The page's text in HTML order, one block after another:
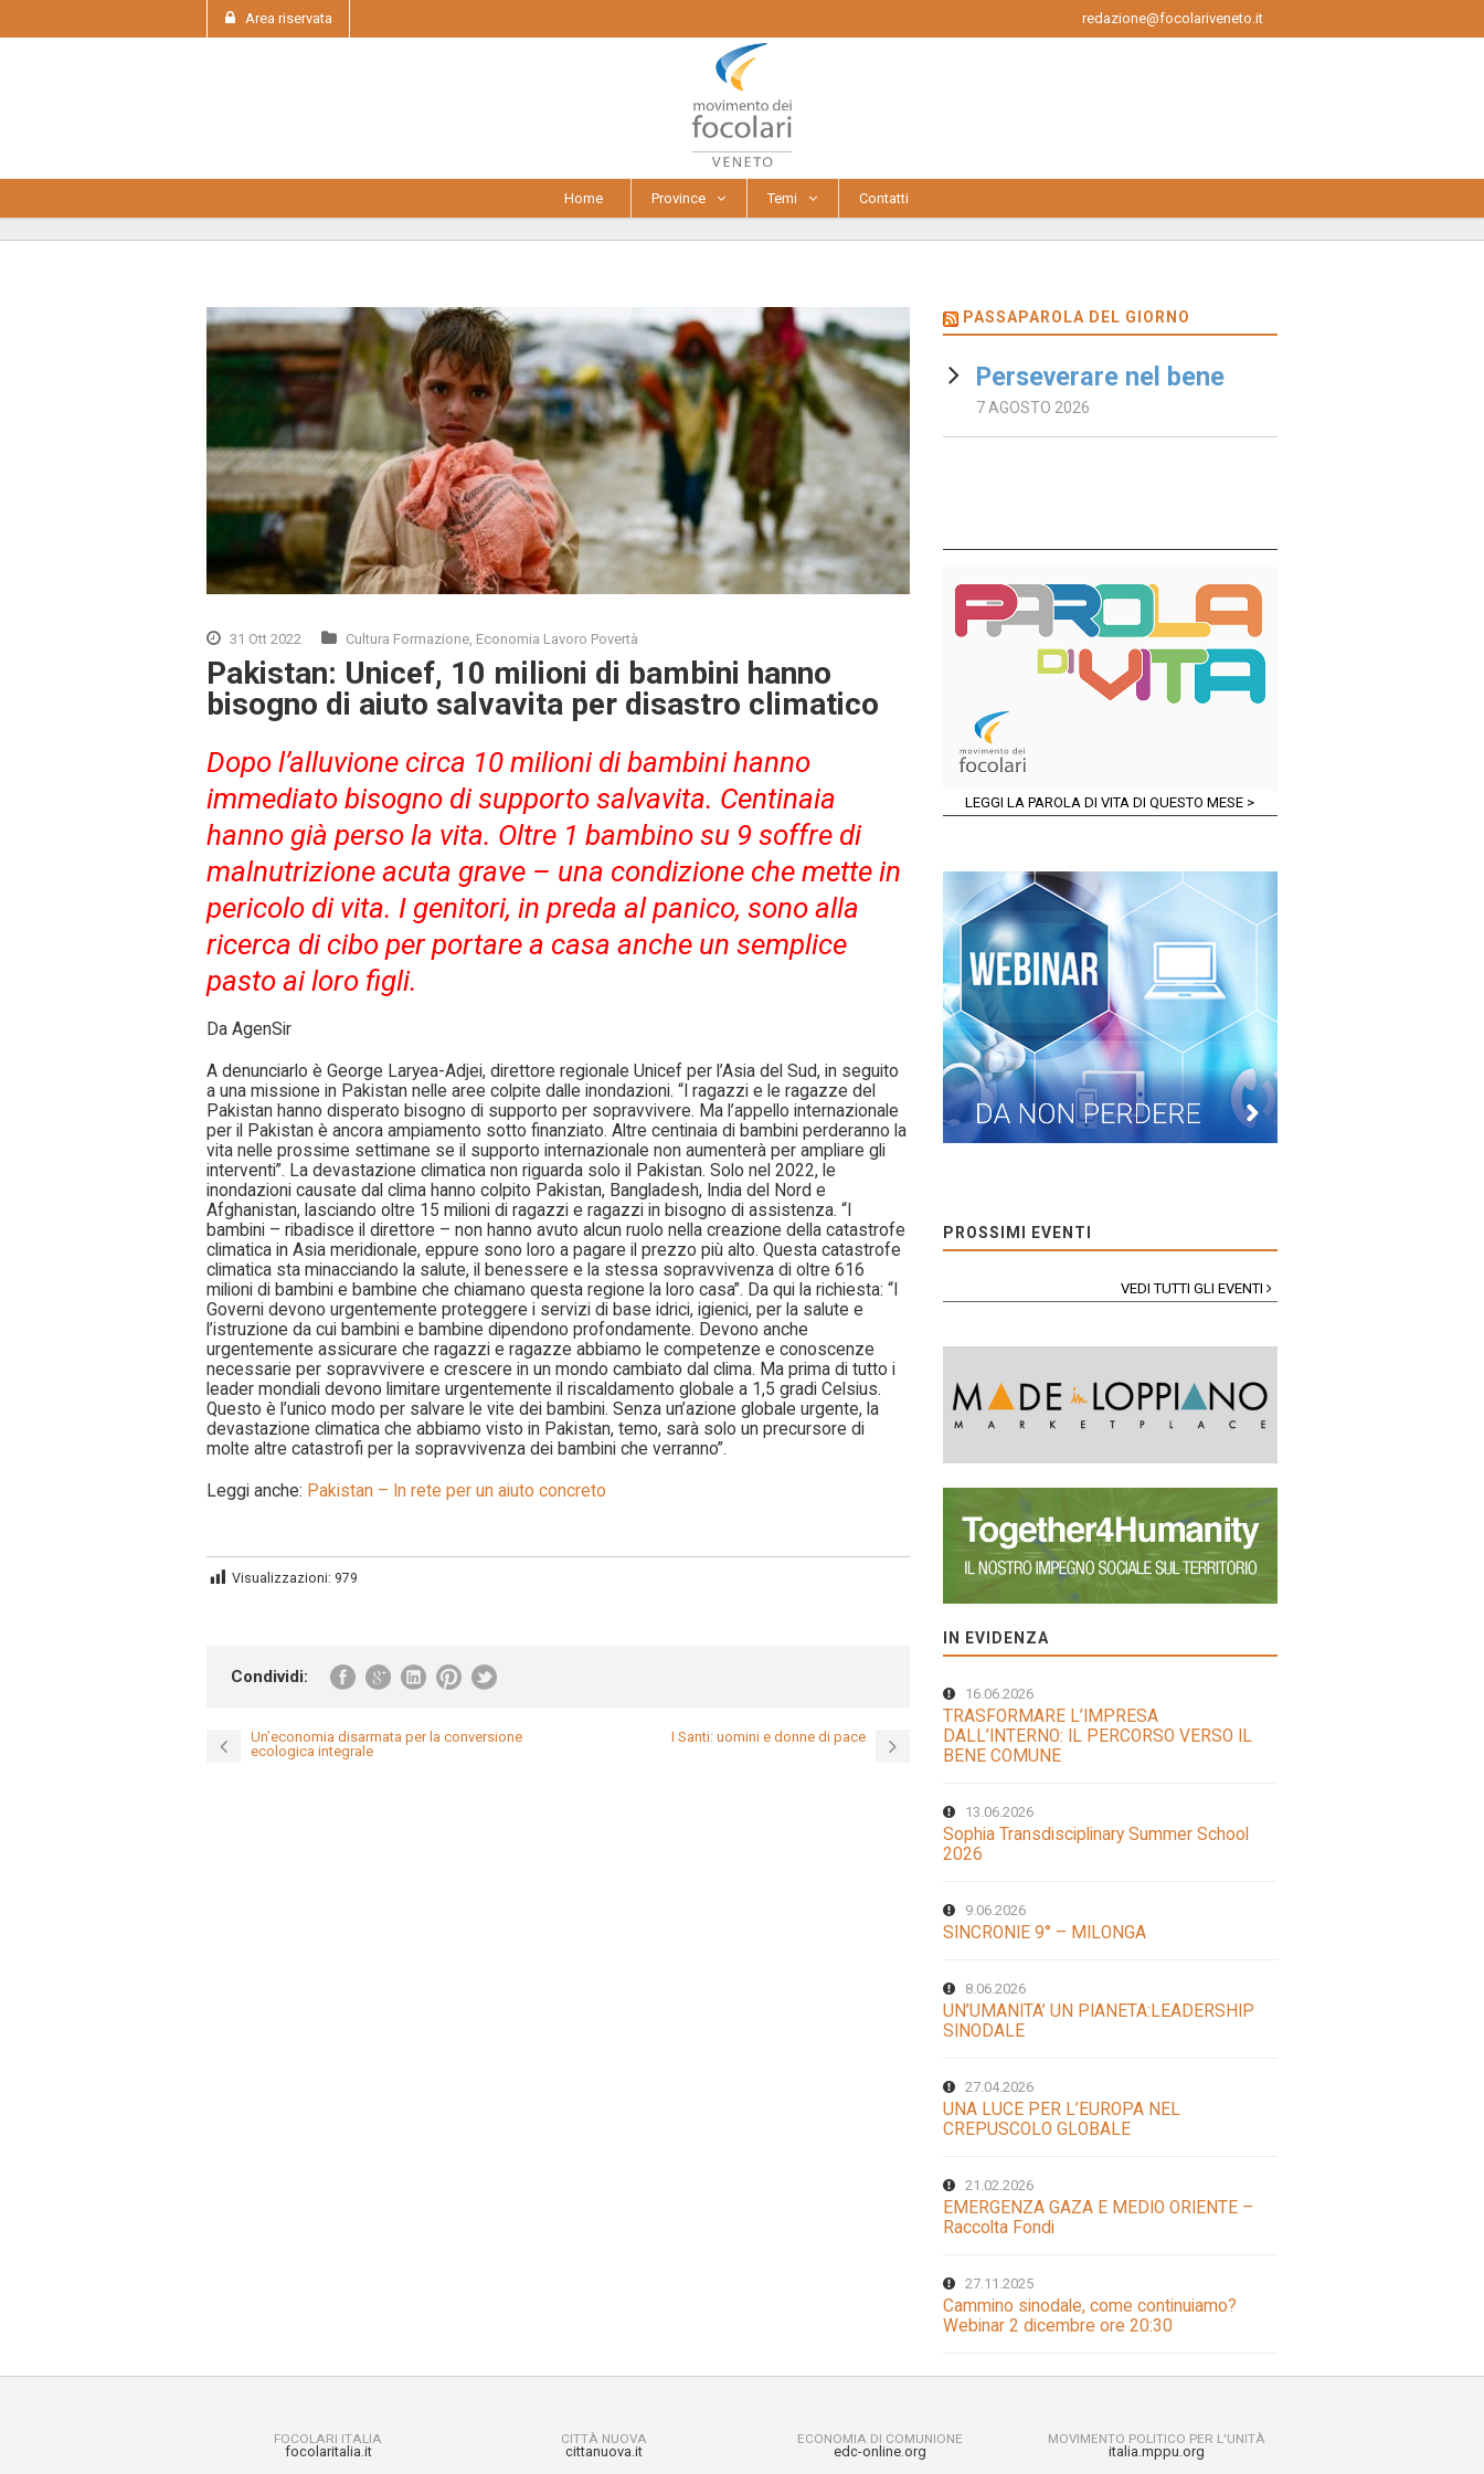
Area riservata redazione@focolariveneto.it
Home Province Temi Contatti
31 Ott 2022 Cultura Formazione Economia Lavoro Povertà
Pakistan: Unicef, 10 milioni di bambini hanno
bisogno di aiuto salvavita per disastro climatico
Dopo l’alluvione circa 10 milioni di bambini hanno
immediato bisogno di supporto salvavita. Centinaia
hanno già perso la vita. Oltre 1 bambino su 9 soffre di
malnutrizione acuta grave – una condizione che mette in
pericolo di vita. I genitori, in preda al panico, sono alla
ricerca di cibo per portare a casa anche un semplice
pasto ai loro figli.
Da AgenSir
A denunciarlo è George Laryea-Adjei, direttore regionale Unicef per l’Asia del Sud, in seguito
a una missione in Pakistan nelle aree colpite dalle inondazioni. “I ragazzi e le ragazze del
Pakistan hanno disperato bisogno di supporto per sopravvivere. Ma l’appello internazionale
per il Pakistan è ancora ampiamento sotto finanziato. Altre centinaia di bambini perderanno la
vita nelle prossime settimane se il supporto internazionale non aumenterà per ampliare gli
interventi”. La devastazione climatica non riguarda solo il Pakistan. Solo nel 2022, le
inondazioni causate dal clima hanno colpito Pakistan, Bangladesh, India del Nord e
Afghanistan, lasciando oltre 15 milioni di ragazzi e ragazzi in bisogno di assistenza. “I
bambini – ribadisce il direttore – non hanno avuto alcun ruolo nella creazione della catastrofe
climatica in Asia meridionale, eppure sono loro a pagare il prezzo più alto. Questa catastrofe
climatica sta minacciando la salute, il benessere e la stessa sopravvivenza di oltre 616
milioni di bambini e bambine che chiamano questa regione la loro casa”. Da qui la richiesta: “I
Governi devono urgentemente proteggere i servizi di base idrici, igienici, per la salute e
l’istruzione da cui bambini e bambine dipendono profondamente. Devono anche
urgentemente assicurare che ragazzi e ragazze abbiamo le competenze e conoscenze
necessarie per sopravvivere e crescere in un mondo cambiato dal clima. Ma prima di tutto i
leader mondiali devono limitare urgentemente il riscaldamento globale a 1,5 gradi Celsius.
Questo è l’unico modo per salvare le vite dei bambini. Senza un’azione globale urgente, la
devastazione climatica che abbiamo visto in Pakistan, temo, sarà solo un precursore di
molte altre catastrofi per la sopravvivenza dei bambini che verranno”.
Leggi anche: Pakistan – In rete per un aiuto concreto
Visualizzazioni: 979
Condividi:
Un’economia disarmata per la conversione
ecologica integrale
I Santi: uomini e donne di pace
PASSAPAROLA DEL GIORNO
Perseverare nel bene
7 AGOSTO 2026
LEGGI LA PAROLA DI VITA DI QUESTO MESE >
PROSSIMI EVENTI
VEDI TUTTI GLI EVENTI
IN EVIDENZA
16.06.2026
TRASFORMARE L’IMPRESA
DALL’INTERNO: IL PERCORSO VERSO IL
BENE COMUNE
13.06.2026
Sophia Transdisciplinary Summer School
2026
9.06.2026
SINCRONIE 9° – MILONGA
8.06.2026
UN’UMANITA’ UN PIANETA:LEADERSHIP
SINODALE
27.04.2026
UNA LUCE PER L’EUROPA NEL
CREPUSCOLO GLOBALE
21.02.2026
EMERGENZA GAZA E MEDIO ORIENTE –
Raccolta Fondi
27.11.2025
Cammino sinodale, come continuiamo?
Webinar 2 dicembre ore 20:30
FOCOLARI ITALIA
focolaritalia.it
CITTÀ NUOVA
cittanuova.it
ECONOMIA DI COMUNIONE
edc-online.org
MOVIMENTO POLITICO PER L'UNITÀ
italia.mppu.org